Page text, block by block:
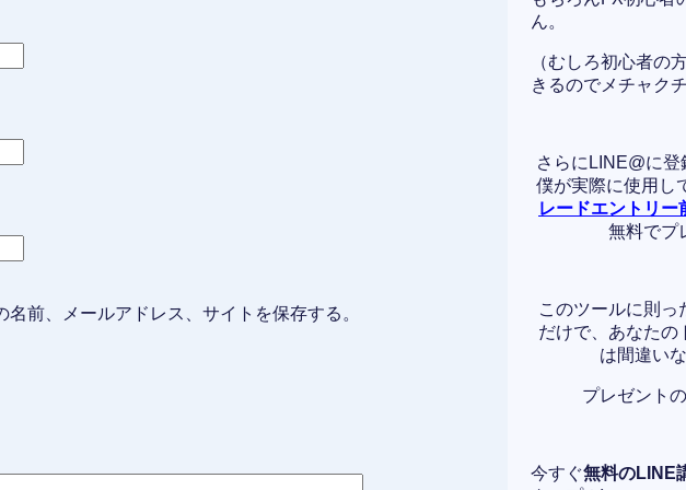
前、メールアドレス、サイトを保存する。
ん。
（むしろ初心者の
きるのでメチャク
さらにLINE@に登
僕が実際に使用し
レードエントリー
無料でプ
このツールに則っ
だけで、あなたの
は間違い
プレゼント
今すぐ無料のLINE